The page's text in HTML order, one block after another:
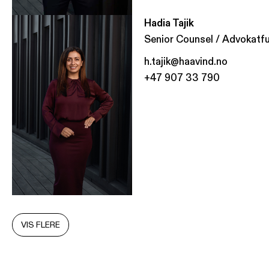
Hadia Tajik
Senior Counsel /
h.tajik@haavind.no
+47 907 33 790
VIS FLERE